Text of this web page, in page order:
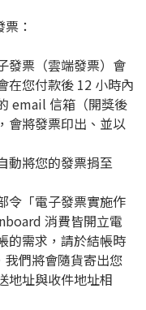
：
發票（雲端發票）會
在您付款後 12 小時內
email 信箱（開獎後
會將發票印出、並以
動將您的發票捐至
令「電子發票實施作
消費皆開立電
的需求，請於結帳時
我們將會隨貨寄出您
地址與收件地址相